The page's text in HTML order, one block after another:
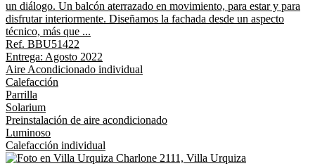
un diálogo. Un balcón aterrazado en movimiento, para estar y para
disfrutar interiormente. Diseñamos la fachada desde un aspecto
técnico, más que ...
Ref. BBU51422
Entrega: Agosto 2022
Aire Acondicionado individual
Calefacción
Parrilla
Solarium
Preinstalación de aire acondicionado
Luminoso
Calefacción individual